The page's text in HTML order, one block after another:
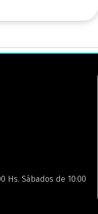
Hs. Sábados de 10:00